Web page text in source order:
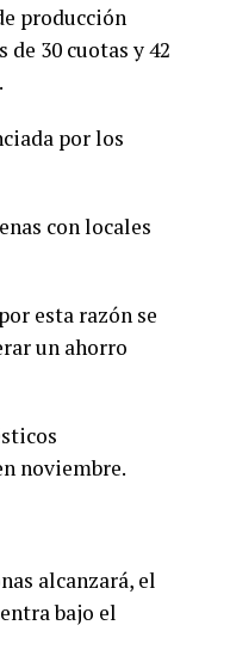
producción
30 cuotas y 42
por los
con locales
esta razón se
un ahorro
noviembre.
alcanzará, el
bajo el